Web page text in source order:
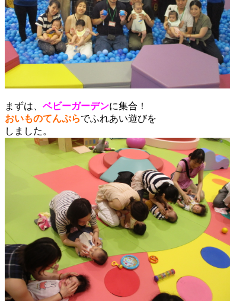
まずは、 ベビーガーデンに集合！
おいものてんぷらでふれあい遊びを
しました。